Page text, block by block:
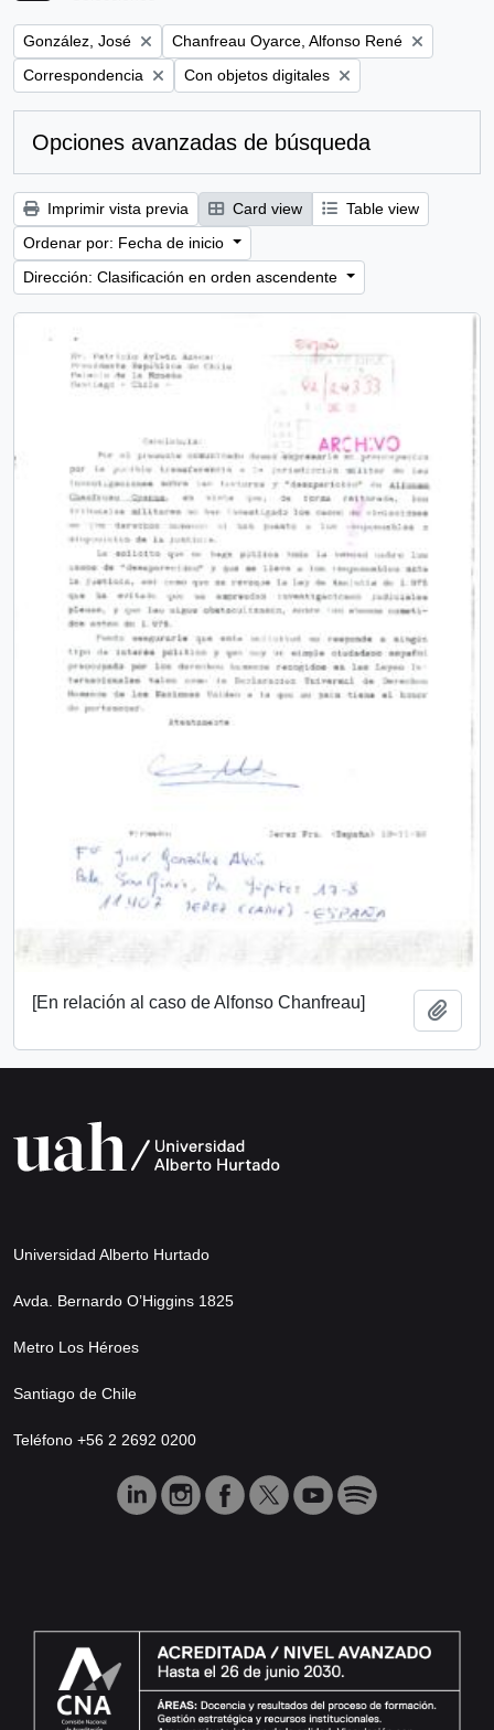
Remove filter:
González, José Remove filter:
Chanfreau Oyarce, Alfonso René
Remove filter:
Correspondencia Remove filter:
Con objetos digitales
Opciones avanzadas de búsqueda
Imprimir vista previa Card view
Table view
Ordenar por: Fecha de inicio
Dirección: Clasificación en orden ascendente
[En relación al caso de Alfonso Chanfreau]
Universidad Alberto Hurtado
Avda. Bernardo O’Higgins 1825
Metro Los Héroes
Santiago de Chile
Teléfono +56 2 2692 0200